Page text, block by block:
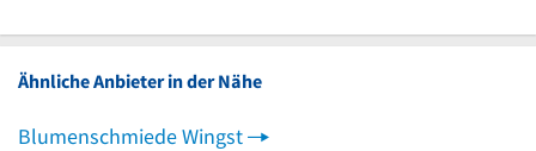
Ähnliche Anbieter in der Nähe
Blumenschmiede Wingst